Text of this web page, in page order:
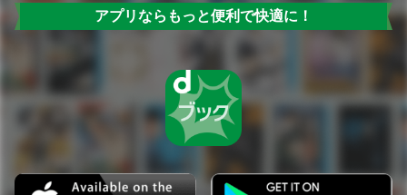
アプリならもっと便利で快適に！